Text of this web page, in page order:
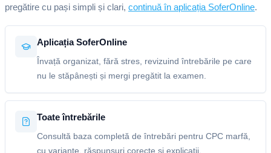
pregătire cu pași simpli și clari, continuă în aplicația SoferOnline.
Aplicația SoferOnline
Învață organizat, fără stres, revizuind întrebările pe care
nu le stăpânești și mergi pregătit la examen.
Toate întrebările
Consultă baza completă de întrebări pentru CPC marfă,
cu variante, răspunsuri corecte și explicații.